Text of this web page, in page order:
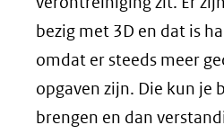
bezig met 3D en dat is
omdat er steeds meer
opgaven zijn. Die kun je
brengen en dan